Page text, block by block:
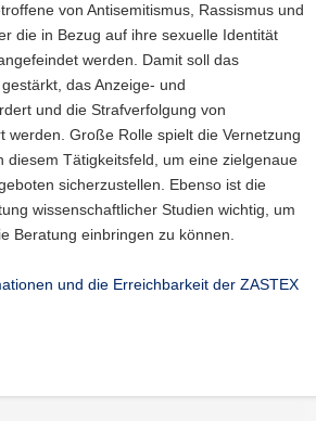
von Antisemitismus, Rassismus und
die in Bezug auf ihre sexuelle Identität
werden. Damit soll das
das Anzeige- und
und die Strafverfolgung von
werden. Große Rolle spielt die Vernetzung
diesem Tätigkeitsfeld, um eine zielgenaue
sicherzustellen. Ebenso ist die
wissenschaftlicher Studien wichtig, um
Beratung einbringen zu können.
und die Erreichbarkeit der ZASTEX